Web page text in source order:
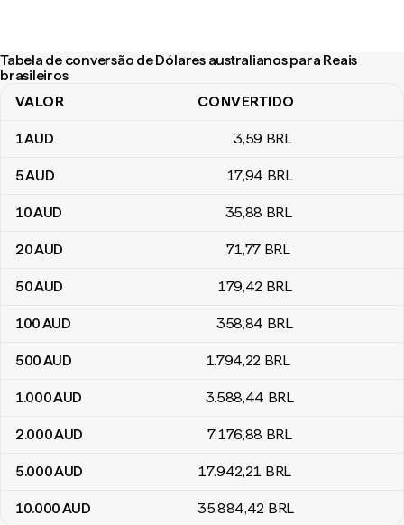
Tabela de conversão de Dólares australianos para Reais
brasileiros
Tabela de conversão de Dólares australianos para Reais
VALOR CONVERTIDO
1AUD 3,59 BRL
5AUD 17,94 BRL
10AUD 35,88 BRL
20AUD 71,77 BRL
50AUD 179,42 BRL
100AUD 358,84 BRL
500AUD 1.794,22 BRL
1.000AUD 3.588,44 BRL
2.000AUD 7.176,88 BRL
5.000AUD 17.942,21 BRL
10.000AUD 35.884,42 BRL